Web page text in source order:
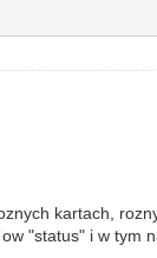
kartach,
"status" i w tym